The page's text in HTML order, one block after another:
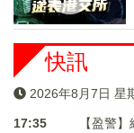
快訊
2026年8月7日 星
17:35
【盈警